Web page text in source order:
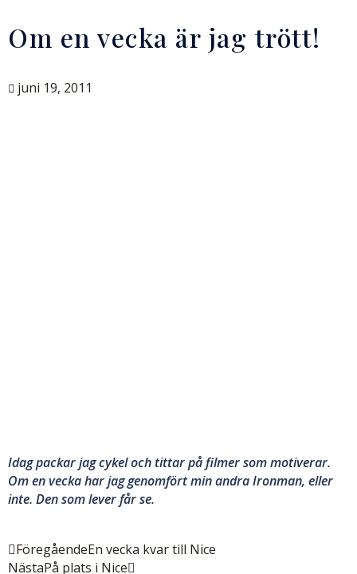
Om en vecka är jag trött!
juni 19, 2011
Idag packar jag cykel och tittar på filmer som motiverar.
Om en vecka har jag genomfört min andra Ironman, eller
inte. Den som lever får se.
FöregåendeEn vecka kvar till Nice
NästaPå plats i Nice